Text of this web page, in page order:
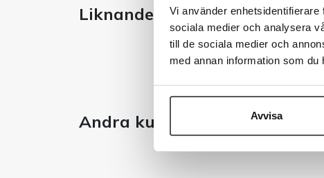
Vi använder
sociala medier och analysera
till de sociala medier och
med annan information som
Avvisa
Liknande produkter
Andra kunder tittade även på